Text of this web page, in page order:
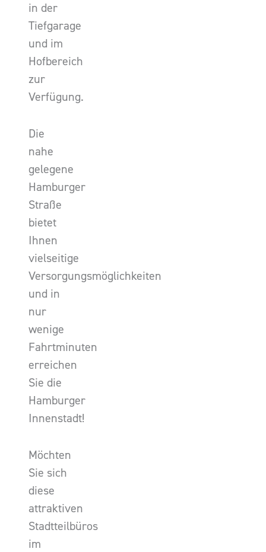
in der
Tiefgarage
und im
Hofbereich
zur
Verfügung.
Die
nahe
gelegene
Hamburger
Straße
bietet
Ihnen
vielseitige
Versorgungsmöglichkeiten
und in
nur
wenige
Fahrtminuten
erreichen
Sie die
Hamburger
Innenstadt!
Möchten
Sie sich
diese
attraktiven
Stadtteilbüros
im